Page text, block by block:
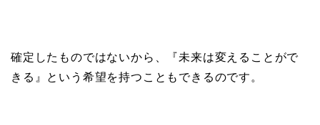
確定したものではないから、『未来は変えることがで
きる』という希望を持つこともできるのです。